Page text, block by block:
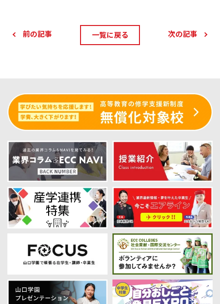
前の記事 一覧に戻る 次の記事